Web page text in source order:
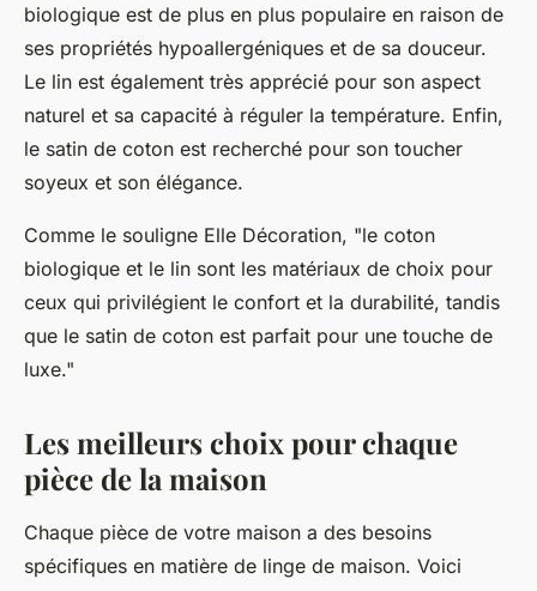
biologique est de plus en plus populaire en raison de
ses propriétés hypoallergéniques et de sa douceur.
Le lin est également très apprécié pour son aspect
naturel et sa capacité à réguler la température. Enfin,
le satin de coton est recherché pour son toucher
soyeux et son élégance.
Comme le souligne Elle Décoration, "le coton
biologique et le lin sont les matériaux de choix pour
ceux qui privilégient le confort et la durabilité, tandis
que le satin de coton est parfait pour une touche de
luxe."
Les meilleurs choix pour chaque
pièce de la maison
Chaque pièce de votre maison a des besoins
spécifiques en matière de linge de maison. Voici